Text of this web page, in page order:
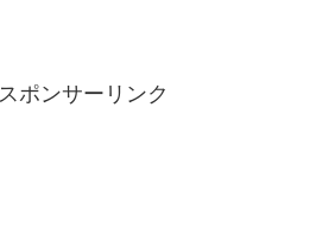
スポンサーリンク